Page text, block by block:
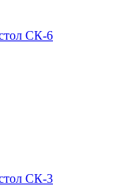
СК-6
СК-3